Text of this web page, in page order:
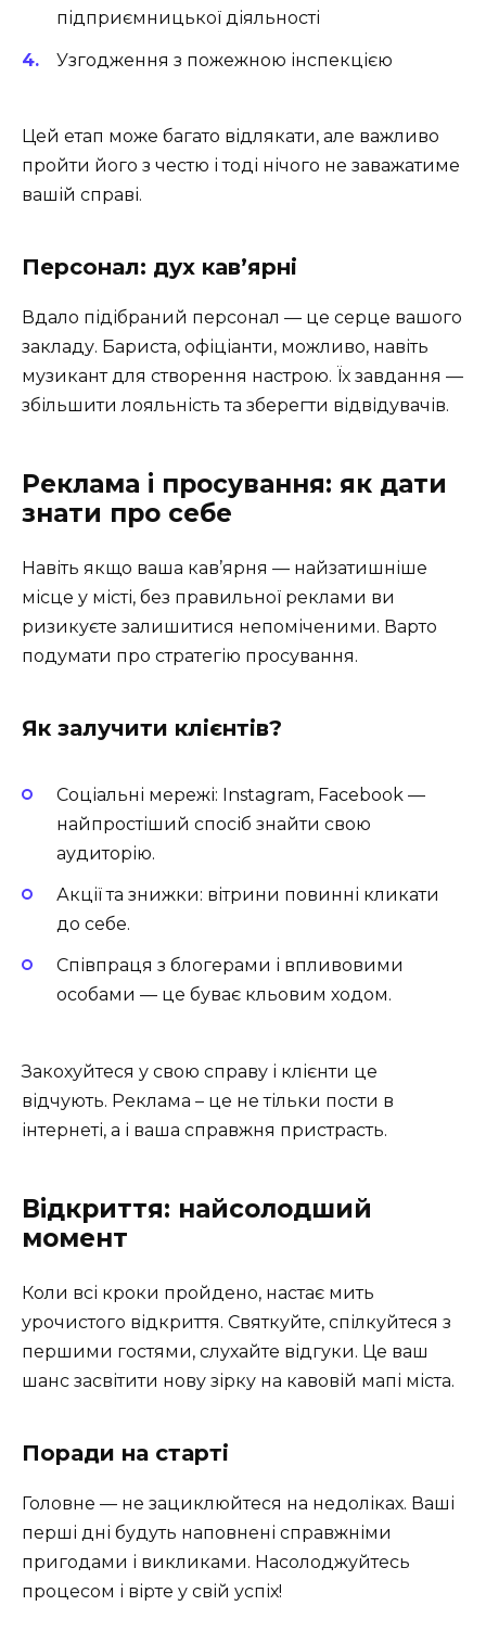
підприємницької діяльності
Узгодження з пожежною інспекцією
Цей етап може багато відлякати, але важливо
пройти його з честю і тоді нічого не заважатиме
вашій справі.
Персонал: дух кав’ярні
Вдало підібраний персонал — це серце вашого
закладу. Бариста, офіціанти, можливо, навіть
музикант для створення настрою. Їх завдання —
збільшити лояльність та зберегти відвідувачів.
Реклама і просування: як дати
знати про себе
Навіть якщо ваша кав’ярня — найзатишніше
місце у місті, без правильної реклами ви
ризикуєте залишитися непоміченими. Варто
подумати про стратегію просування.
Як залучити клієнтів?
Соціальні мережі: Instagram, Facebook —
найпростіший спосіб знайти свою
аудиторію.
Акції та знижки: вітрини повинні кликати
до себе.
Співпраця з блогерами і впливовими
особами — це буває кльовим ходом.
Закохуйтеся у свою справу і клієнти це
відчують. Реклама – це не тільки пости в
інтернеті, а і ваша справжня пристрасть.
Відкриття: найсолодший
момент
Коли всі кроки пройдено, настає мить
урочистого відкриття. Святкуйте, спілкуйтеся з
першими гостями, слухайте відгуки. Це ваш
шанс засвітити нову зірку на кавовій мапі міста.
Поради на старті
Головне — не зациклюйтеся на недоліках. Ваші
перші дні будуть наповнені справжніми
пригодами і викликами. Насолоджуйтесь
процесом і вірте у свій успіх!